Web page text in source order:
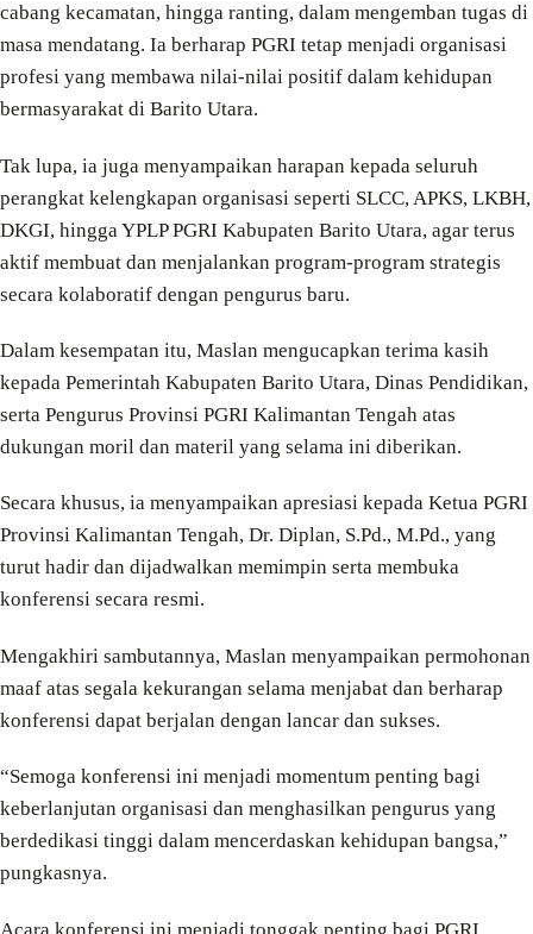
cabang kecamatan, hingga ranting, dalam mengemban tugas di
masa mendatang. Ia berharap PGRI tetap menjadi organisasi
profesi yang membawa nilai-nilai positif dalam kehidupan
bermasyarakat di Barito Utara.
Tak lupa, ia juga menyampaikan harapan kepada seluruh
perangkat kelengkapan organisasi seperti SLCC, APKS, LKBH,
DKGI, hingga YPLP PGRI Kabupaten Barito Utara, agar terus
aktif membuat dan menjalankan program-program strategis
secara kolaboratif dengan pengurus baru.
Dalam kesempatan itu, Maslan mengucapkan terima kasih
kepada Pemerintah Kabupaten Barito Utara, Dinas Pendidikan,
serta Pengurus Provinsi PGRI Kalimantan Tengah atas
dukungan moril dan materil yang selama ini diberikan.
Secara khusus, ia menyampaikan apresiasi kepada Ketua PGRI
Provinsi Kalimantan Tengah, Dr. Diplan, S.Pd., M.Pd., yang
turut hadir dan dijadwalkan memimpin serta membuka
konferensi secara resmi.
Mengakhiri sambutannya, Maslan menyampaikan permohonan
maaf atas segala kekurangan selama menjabat dan berharap
konferensi dapat berjalan dengan lancar dan sukses.
“Semoga konferensi ini menjadi momentum penting bagi
keberlanjutan organisasi dan menghasilkan pengurus yang
berdedikasi tinggi dalam mencerdaskan kehidupan bangsa,”
pungkasnya.
Acara konferensi ini menjadi tonggak penting bagi PGRI